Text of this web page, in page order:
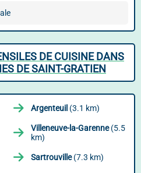
DE CUISINE DANS
DE SAINT-GRATIEN
Argenteuil (3.1 km)
Villeneuve-la-Garenne(5.5
km)
Sartrouville(7.3 km)